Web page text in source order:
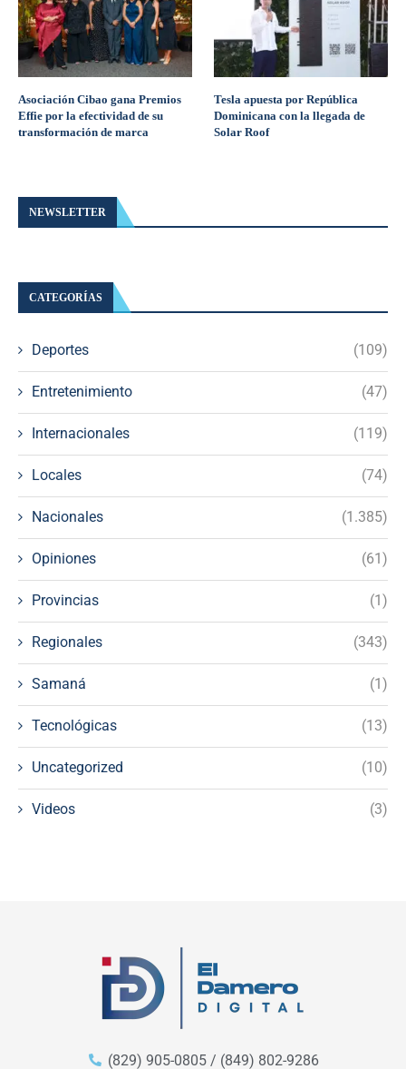
Asociación Cibao gana Premios
Effie por la efectividad de su
transformación de marca
Tesla apuesta por República
Dominicana con la llegada de
Solar Roof
NEWSLETTER
CATEGORÍAS
Deportes (109)
Entretenimiento (47)
Internacionales (119)
Locales (74)
Nacionales (1.385)
Opiniones (61)
Provincias (1)
Regionales (343)
Samaná (1)
Tecnológicas (13)
Uncategorized (10)
Videos (3)
(829) 905-0805 / (849) 802-9286